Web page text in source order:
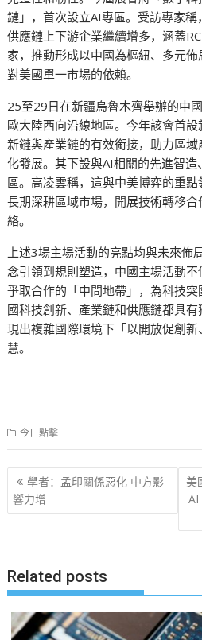
鏈」，首次設立AI專區。受訪專家
供應鏈上下游企業繼續增多，涵蓋
家，推動形成以中國為樞紐、多元
對美國單一市場的依賴。
25至29日在新疆烏魯木齊舉辦的中
歐大陸西向沿線地區。今年該會首
新鏈與產業鏈的有效銜接，助力區
化發展。其下設與AI相關的先進智
區。高凌雲稱，這與中美博弈的重
長期深耕區域市場，開展技術轉移
絡。
上述3場主場活動的亮點均與未來佈
念引領到規則塑造，中國主場活動
爭取合作的「中間地帶」，為科技
國科技創新、產業鏈和供應鏈都具
現出複雜國際環境下「以開放促創
慧。
今日點擊
文
章
學者：孟印關係惡化 中方影
響力增
美
Related posts